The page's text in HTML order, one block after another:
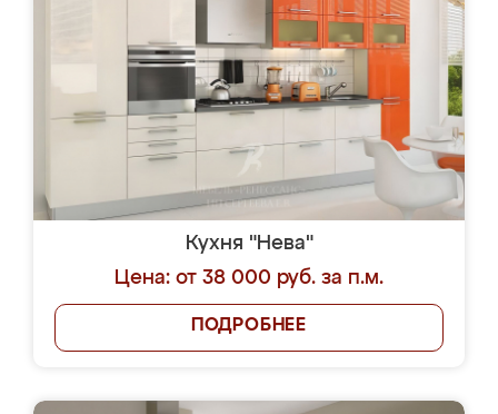
Кухня "Нева"
Цена: от 38 000 руб. за п.м.
ПОДРОБНЕЕ